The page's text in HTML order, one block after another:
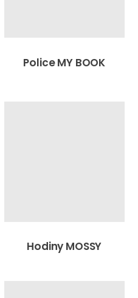
Police MY BOOK
Hodiny MOSSY